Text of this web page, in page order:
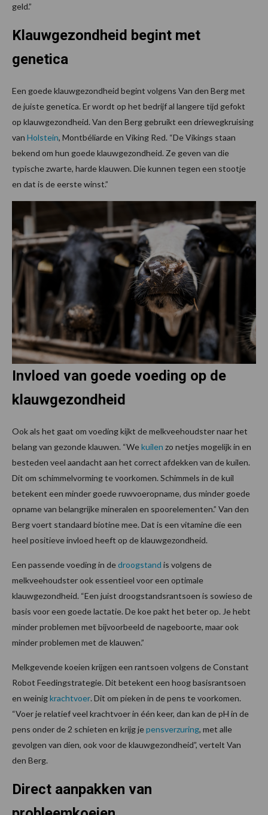
geld.”
Klauwgezondheid begint met
genetica
Een goede klauwgezondheid begint volgens Van den Berg met
de juiste genetica. Er wordt op het bedrijf al langere tijd gefokt
op klauwgezondheid. Van den Berg gebruikt een driewegkruising
van Holstein, Montbéliarde en Viking Red. “De Vikings staan
bekend om hun goede klauwgezondheid. Ze geven van die
typische zwarte, harde klauwen. Die kunnen tegen een stootje
en dat is de eerste winst.”
Invloed van goede voeding op de
klauwgezondheid
Ook als het gaat om voeding kijkt de melkveehoudster naar het
belang van gezonde klauwen. “Wekuilen zo netjes mogelijk in en
besteden veel aandacht aan het correct afdekken van de kuilen.
Dit om schimmelvorming te voorkomen. Schimmels in de kuil
betekent een minder goede ruwvoeropname, dus minder goede
opname van belangrijke mineralen en spoorelementen.” Van den
Berg voert standaard biotine mee. Dat is een vitamine die een
heel positieve invloed heeft op de klauwgezondheid.
Een passende voeding in dedroogstand is volgens de
melkveehoudster ook essentieel voor een optimale
klauwgezondheid. “Een juist droogstandsrantsoen is sowieso de
basis voor een goede lactatie. De koe pakt het beter op. Je hebt
minder problemen met bijvoorbeeld de nageboorte, maar ook
minder problemen met de klauwen.”
Melkgevende koeien krijgen een rantsoen volgens de Constant
Robot Feedingstrategie. Dit betekent een hoog basisrantsoen
en weinigkrachtvoer. Dit om pieken in de pens te voorkomen.
“Voer je relatief veel krachtvoer in één keer, dan kan de pH in de
pens onder de 2 schieten en krijg jepensverzuring, met alle
gevolgen van dien, ook voor de klauwgezondheid”, vertelt Van
den Berg.
Direct aanpakken van